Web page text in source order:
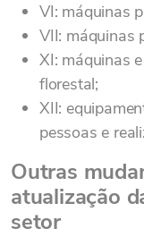
VI: máquinas
VII: máquinas
XI: máquinas
florestal;
XII:
pessoas e
Outras
atualização
setor